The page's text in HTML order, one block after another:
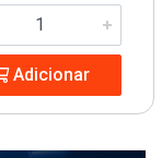
Adicionar